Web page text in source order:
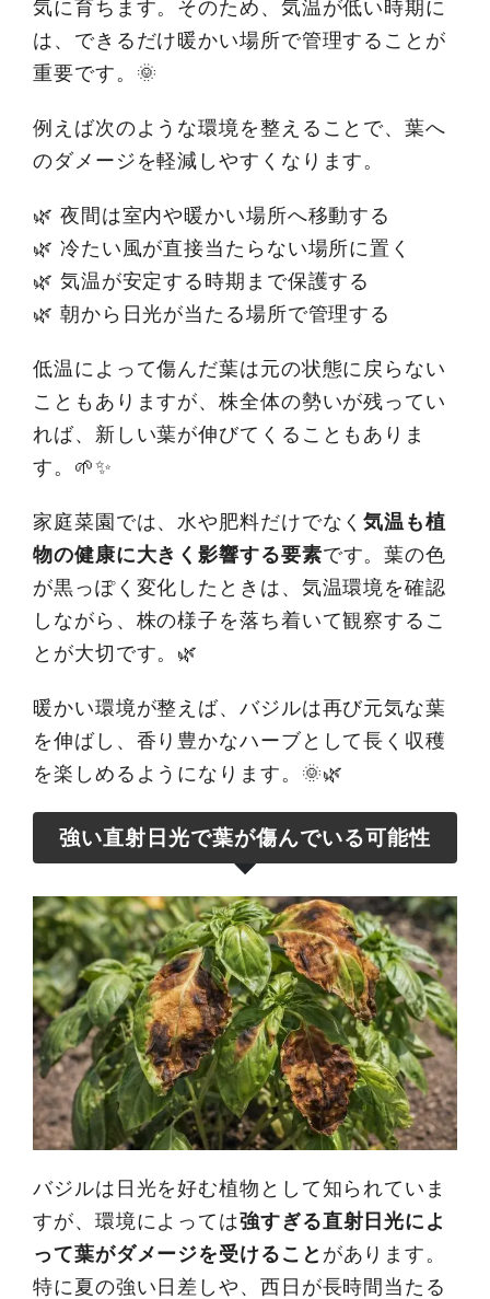
気に育ちます。そのため、気温が低い時期に
は、できるだけ暖かい場所で管理することが
重要です。🌞
例えば次のような環境を整えることで、葉へ
のダメージを軽減しやすくなります。
🌿 夜間は室内や暖かい場所へ移動する
🌿 冷たい風が直接当たらない場所に置く
🌿 気温が安定する時期まで保護する
🌿 朝から日光が当たる場所で管理する
低温によって傷んだ葉は元の状態に戻らない
こともありますが、株全体の勢いが残ってい
れば、新しい葉が伸びてくることもありま
す。🌱✨
家庭菜園では、水や肥料だけでなく気温も植
物の健康に大きく影響する要素です。葉の色
が黒っぽく変化したときは、気温環境を確認
しながら、株の様子を落ち着いて観察するこ
とが大切です。🌿
暖かい環境が整えば、バジルは再び元気な葉
を伸ばし、香り豊かなハーブとして長く収穫
を楽しめるようになります。🌞🌿
強い直射日光で葉が傷んでいる可能性
バジルは日光を好む植物として知られていま
すが、環境によっては強すぎる直射日光によ
って葉がダメージを受けること があります。
特に夏の強い日差しや、西日が長時間当たる